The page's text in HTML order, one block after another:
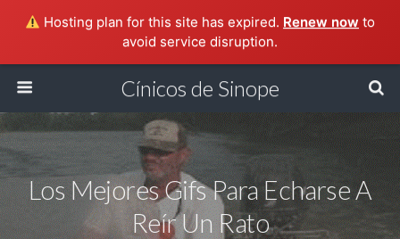
Hosting plan for this site has expired. Renew now to
avoid service disruption.
Cínicos de Sinope
Los Mejores Gifs Para Echarse A
Reír Un Rato